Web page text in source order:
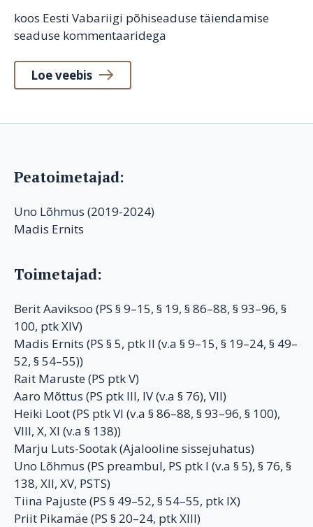
koos Eesti Vabariigi põhiseaduse täiendamise
seaduse kommentaaridega
Loe veebis
Peatoimetajad:
Uno Lõhmus (2019-2024)
Madis Ernits
Toimetajad:
Berit Aaviksoo (PS § 9–15, § 19, § 86–88, § 93–96, §
100, ptk XIV)
Madis Ernits (PS § 5, ptk II (v.a § 9–15, § 19–24, § 49–
52, § 54–55))
Rait Maruste (PS ptk V)
Aaro Mõttus (PS ptk III, IV (v.a § 76), VII)
Heiki Loot (PS ptk VI (v.a § 86–88, § 93–96, § 100),
VIII, X, XI (v.a § 138))
Marju Luts-Sootak (Ajalooline sissejuhatus)
Uno Lõhmus (PS preambul, PS ptk I (v.a § 5), § 76, §
138, XII, XV, PSTS)
Tiina Pajuste (PS § 49–52, § 54–55, ptk IX)
Priit Pikamäe (PS § 20–24, ptk XIII)